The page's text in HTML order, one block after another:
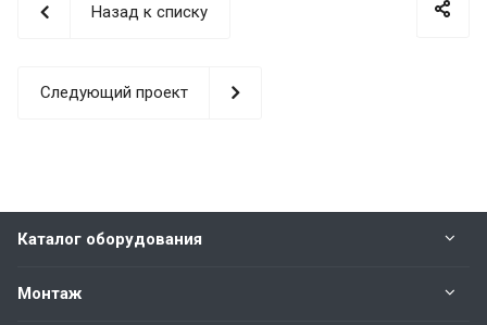
Назад к списку
Следующий проект
Каталог оборудования
Монтаж